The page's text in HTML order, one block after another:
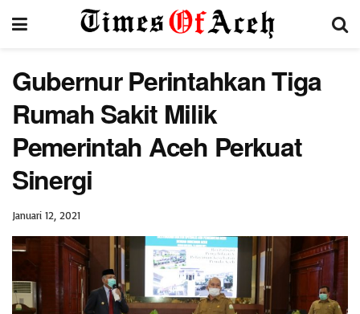
Gubernur Perintahkan Tiga
Rumah Sakit Milik
Pemerintah Aceh Perkuat
Sinergi
Januari 12, 2021